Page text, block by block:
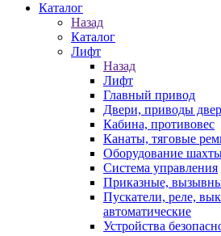
Каталог
Назад
Каталог
Лифт
Назад
Лифт
Главный привод
Двери, приводы
Кабина, противовес
Канаты, тяговые
Оборудование
Система управления
Приказные,
Пускатели, реле,
автоматические
Устройства